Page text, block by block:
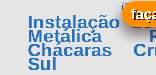
(19)
Instalação
Metálica
Chácaras
Sul